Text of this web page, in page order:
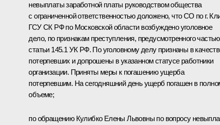
невыплаты заработной платы руководством общества
с ограниченной ответственностью доложено, что СО по г.
ГСУ СК РФ по Московской области возбуждено уголовное
дело, по признакам преступления, предусмотренного
статьи 145.1 УК РФ. По уголовному делу признаны в
потерпевших и допрошены в указанном статусе работники
организации. Приняты меры к погашению ущерба
потерпевшим. На сегодняшний день ущерб погашен в
объеме;
по обращению Кулибко Елены Львовны по вопросу